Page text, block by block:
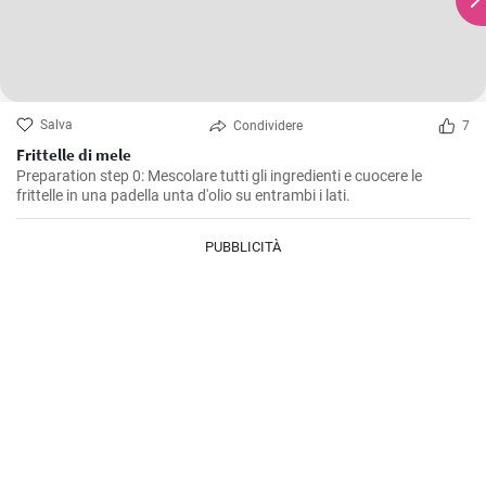
Salva Condividere 7
Frittelle di mele
Preparation step 0: Mescolare tutti gli ingredienti e cuocere le
frittelle in una padella unta d'olio su entrambi i lati.
PUBBLICITÀ